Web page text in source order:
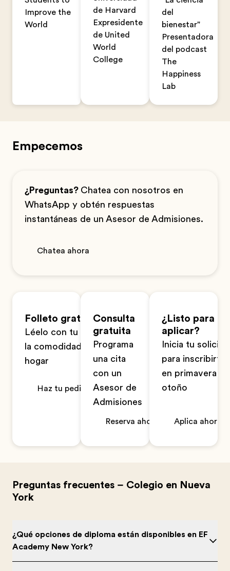
Improve the
World
de Harvard
Expresidente
de United
World
College
del
bienestar"
Presentadora
del podcast
The
Happiness
Lab
Empecemos
¿Preguntas? Chatea con nosotros en
WhatsApp y obtén respuestas
instantáneas de un Asesor de Admisiones.
Chatea ahora
Folleto gratuito
Léelo con tu familia en
la comodidad de tu
hogar
Haz tu pedido ahora
Consulta
gratuita
Programa
una cita
con un
Asesor de
Admisiones
Reserva ahora
¿Listo para
aplicar?
Inicia tu
para inscribirte
en primavera u
otoño
Aplica ahora
Preguntas frecuentes – Colegio en Nueva
York
¿Qué opciones de diploma están disponibles en EF
Academy New York?